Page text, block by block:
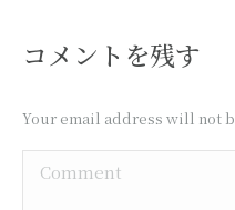
コメントを残す
Your email address will not
Comment